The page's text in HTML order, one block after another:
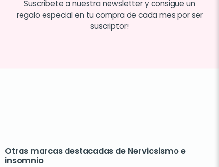
Suscríbete a nuestra newsletter y consigue un
regalo especial en tu compra de cada mes por ser
suscriptor!
Otras marcas destacadas de Nerviosismo e
insomnio